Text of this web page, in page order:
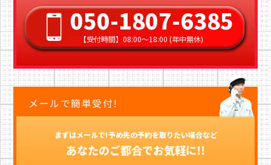
050-1807-6385
【受付時間】08:00〜18:00 (年中無休)
メールで簡単受付!
まずはメールで!予め先の予約を取りたい場合など
あなたのご都合でお気軽に!!